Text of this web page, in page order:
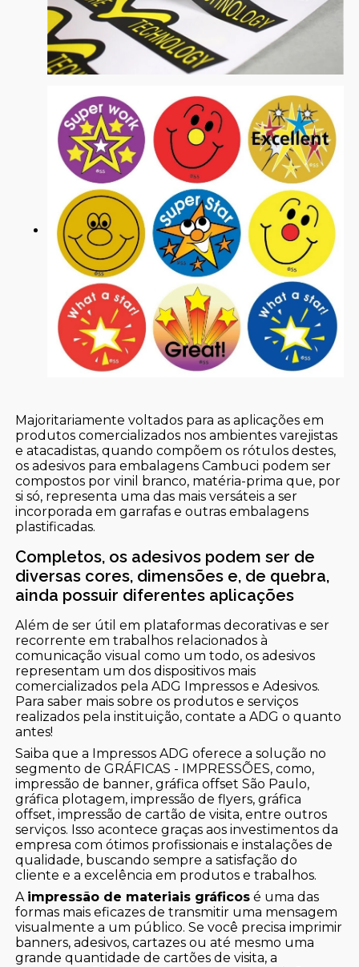
Majoritariamente voltados para as aplicações em
produtos comercializados nos ambientes varejistas
e atacadistas, quando compõem os rótulos destes,
os adesivos para embalagens Cambuci podem ser
compostos por vinil branco, matéria-prima que, por
si só, representa uma das mais versáteis a ser
incorporada em garrafas e outras embalagens
plastificadas.
Completos, os adesivos podem ser de
diversas cores, dimensões e, de quebra,
ainda possuir diferentes aplicações
Além de ser útil em plataformas decorativas e ser
recorrente em trabalhos relacionados à
comunicação visual como um todo, os adesivos
representam um dos dispositivos mais
comercializados pela ADG Impressos e Adesivos.
Para saber mais sobre os produtos e serviços
realizados pela instituição, contate a ADG o quanto
antes!
Saiba que a Impressos ADG oferece a solução no
segmento de GRÁFICAS - IMPRESSÕES, como,
impressão de banner, gráfica offset São Paulo,
gráfica plotagem, impressão de flyers, gráfica
offset, impressão de cartão de visita, entre outros
serviços. Isso acontece graças aos investimentos da
empresa com ótimos profissionais e instalações de
qualidade, buscando sempre a satisfação do
cliente e a excelência em produtos e trabalhos.
A impressão de materiais gráficos é uma das
formas mais eficazes de transmitir uma mensagem
visualmente a um público. Se você precisa imprimir
banners, adesivos, cartazes ou até mesmo uma
grande quantidade de cartões de visita, a